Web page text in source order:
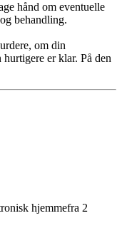
hånd om eventuelle
behandling.
om din
er klar. På den
hjemmefra 2